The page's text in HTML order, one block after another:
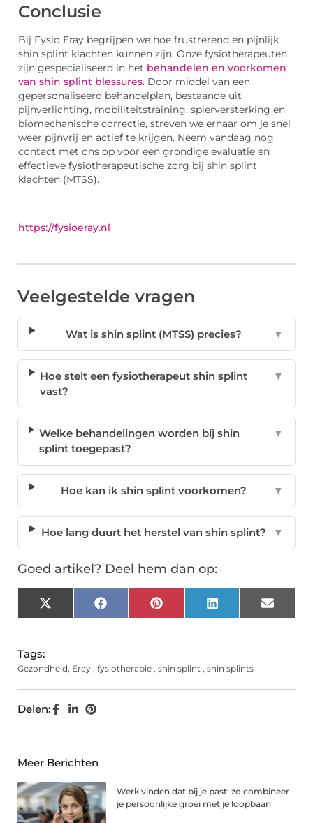
Conclusie
Bij Fysio Eray begrijpen we hoe frustrerend en pijnlijk
shin splint klachten kunnen zijn. Onze fysiotherapeuten
zijn gespecialiseerd in het behandelen en voorkomen
van shin splint blessures. Door middel van een
gepersonaliseerd behandelplan, bestaande uit
pijnverlichting, mobiliteitstraining, spierversterking en
biomechanische correctie, streven we ernaar om je snel
weer pijnvrij en actief te krijgen. Neem vandaag nog
contact met ons op voor een grondige evaluatie en
effectieve fysiotherapeutische zorg bij shin splint
klachten (MTSS).
https://fysioeray.nl
Veelgestelde vragen
Wat is shin splint (MTSS) precies? ▼
Hoe stelt een fysiotherapeut shin splint
vast?
▼
Welke behandelingen worden bij shin
splint toegepast?
▼
Hoe kan ik shin splint voorkomen? ▼
Hoe lang duurt het herstel van shin splint? ▼
Goed artikel? Deel hem dan op:
X
(Twitter)
FacebookPinterest LinkedIn Email
Tags:
Gezondheid, Eray , fysiotherapie , shin splint , shin splints
Delen:
Meer Berichten
Werk vinden dat bij je past: zo combineer
je persoonlijke groei met je loopbaan